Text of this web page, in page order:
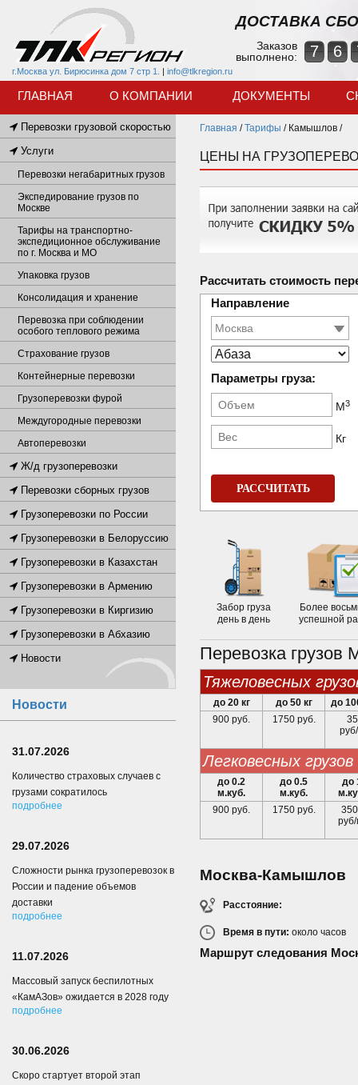
г.Москва ул. Бирюсинка дом 7 стр 1. | info@tlkregion.ru
ДОСТАВКА
Заказов
выполнено:
7 6
ГЛАВНАЯ О КОМПАНИИ ДОКУМЕНТЫ
Главная /Тарифы / Камышлов /
ЦЕНЫ НА
Рассчитать стоимость
Направление
Параметры груза:
М3
Кг
РАССЧИТАТЬ
Забор груза
день в день
Более
успешной
Перевозка
тяжеловесных
до 20 кг до 50 кг
до
900 руб.
1750 руб.
35
руб/
легковесных грузов
до 0.2
м.куб.
до 0.5
м.куб.
до
900 руб.
1750 руб.
Москва-Камышлов
Расстояние:
Время в пути: около часов
Маршрут следования
Перевозки грузовой скоростью
Услуги
Перевозки негабаритных грузов
Экспедирование грузов по
Москве
Тарифы на транспортно-
экспедиционное обслуживание
по г. Москва и МО
Упаковка грузов
Консолидация и хранение
Перевозка при соблюдении
особого теплового режима
Страхование грузов
Контейнерные перевозки
Грузоперевозки фурой
Междугородные перевозки
Автоперевозки
Ж/д грузоперевозки
Перевозки сборных грузов
Грузоперевозки по России
Грузоперевозки в Белоруссию
Грузоперевозки в Казахстан
Грузоперевозки в Армению
Грузоперевозки в Киргизию
Грузоперевозки в Абхазию
Новости
Новости
31.07.2026
Количество страховых случаев с
грузами сократилось
подробнее
29.07.2026
Сложности рынка грузоперевозок в
России и падение объемов
доставки
подробнее
11.07.2026
Массовый запуск беспилотных
«КамАЗов» ожидается в 2028 году
подробнее
30.06.2026
Скоро стартует второй этап